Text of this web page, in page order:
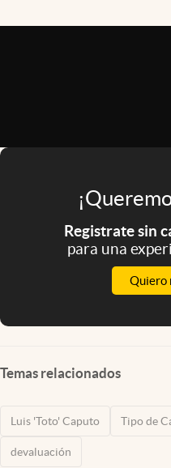
abre en nueva pestaña
Argentina
Registrate sin
para una
Quiero
Temas relacionados
Luis 'Toto' Caputo Tipo de
devaluación